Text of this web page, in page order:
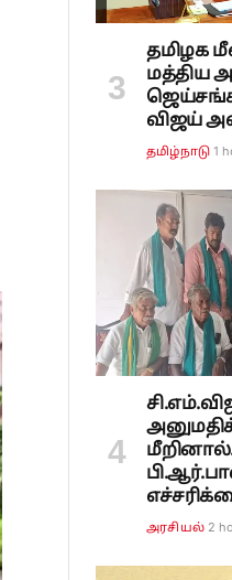
தமிழக
மத்திய
விஜய்
தமிழ்நாடு 1
அரசியல் 2